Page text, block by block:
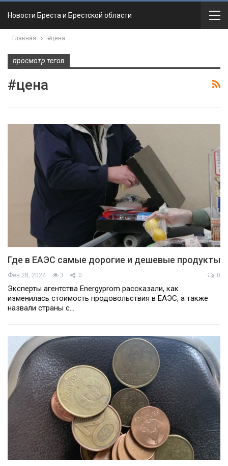
Новости Бреста и Брестской области
Главная #цена
просмотр тегов
#цена
Где в ЕАЭС самые дорогие и дешевые продукты
Фев 28, 2024 3 0 0
Эксперты агентства Energyprom рассказали, как
изменилась стоимость продовольствия в ЕАЭС, а также
назвали страны с…